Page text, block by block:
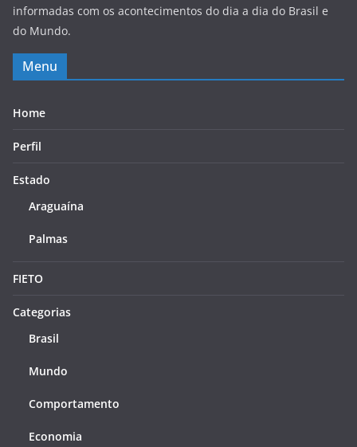
informadas com os acontecimentos do dia a dia do Brasil e
do Mundo.
Menu
Home
Perfil
Estado
Araguaína
Palmas
FIETO
Categorias
Brasil
Mundo
Comportamento
Economia